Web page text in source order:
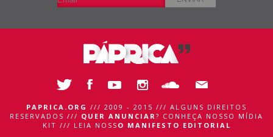
PAPRICA.ORG /// 2009 - 2015 /// ALGUNS DIREITOS
RESERVADOS /// QUER ANUNCIAR ? CONHEÇA NOSSO MÍDIA
KIT /// LEIA NOSS O MANIFESTO EDITORIAL